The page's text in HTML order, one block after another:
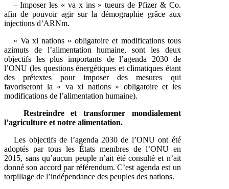
– Imposer les « va x ins » tueurs de Pfizer & Co.
afin de pouvoir agir sur la démographie grâce aux
injections d’ARNm.
« Va xi nations » obligatoire et modifications tous
azimuts de l’alimentation humaine, sont les deux
objectifs les plus importants de l’agenda 2030 de
l’ONU (les questions énergétiques et climatiques étant
des prétextes pour imposer des mesures qui
favoriseront la « va xi nations » obligatoire et les
modifications de l’alimentation humaine).
Restreindre et transformer mondialement
l’agriculture et notre alimentation.
Les objectifs de l’agenda 2030 de l’ONU ont été
adoptés par tous les États membres de l’ONU en
2015, sans qu’aucun peuple n’ait été consulté et n’ait
donné son accord par référendum. C’est agenda est un
torpillage de l’indépendance des peuples des nations.